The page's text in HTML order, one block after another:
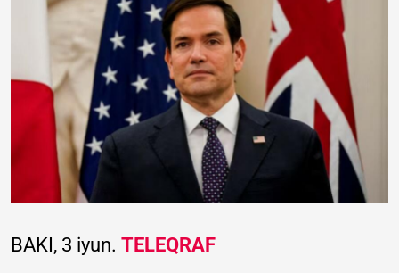
BAKI, 3 iyun. TELEQRAF